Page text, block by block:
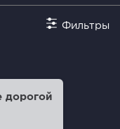
Фильтры